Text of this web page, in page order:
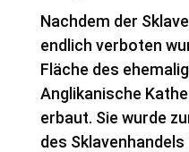
Nachdem der
endlich verboten
Fläche des
Anglikanische
erbaut. Sie wurde
des